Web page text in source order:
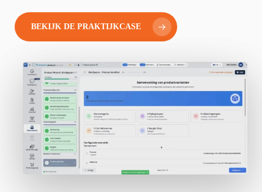
BEKIJK DE PRAKTIJKCASE